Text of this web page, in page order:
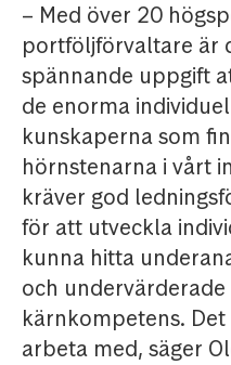
– Med över 20
portföljförvaltare är
spännande uppgift
de enorma
kunskaperna som
hörnstenarna i vårt
kräver god
för att utveckla
kunna hitta
och
kärnkompetens.
arbeta med, säger